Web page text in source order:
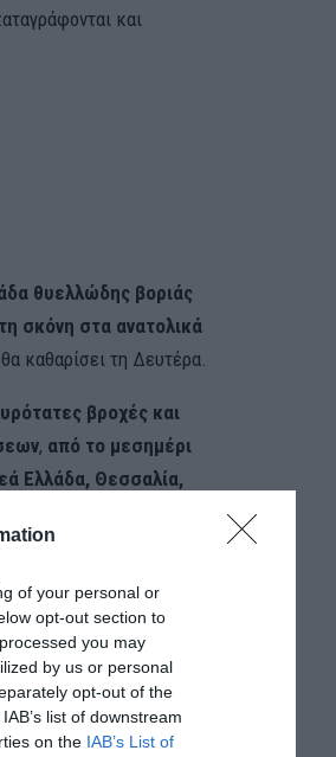
of your personal or
opt-out section to
you may
by us or personal
opt-out of the
list of downstream
on the IAB’s List of
και
θυελλώδης βοριάς
σκόνη στα ανατολικά
καθαρίσει τη Δευτέρα.
βροχές και
, από το μεσημέρι
Ελλάδα, Θεσσαλία,